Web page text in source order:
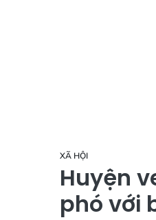
XÃ HỘI
Huyện
phó với